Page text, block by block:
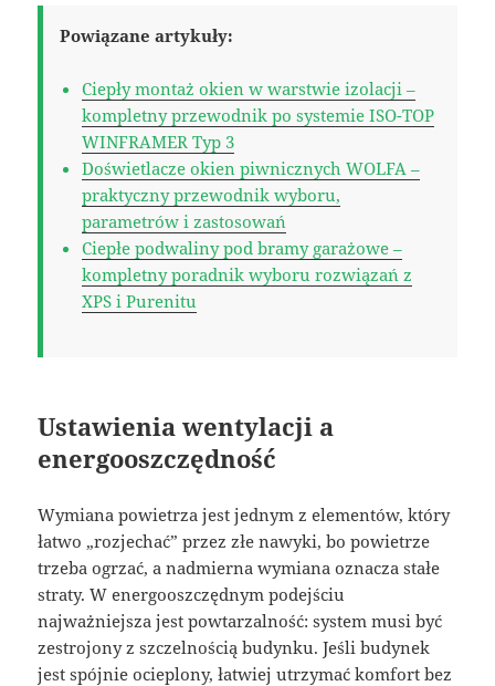
Powiązane artykuły:
Ciepły montaż okien w warstwie izolacji –
kompletny przewodnik po systemie ISO-TOP
WINFRAMER Typ 3
Doświetlacze okien piwnicznych WOLFA –
praktyczny przewodnik wyboru,
parametrów i zastosowań
Ciepłe podwaliny pod bramy garażowe –
kompletny poradnik wyboru rozwiązań z
XPS i Purenitu
Ustawienia wentylacji a
energooszczędność
Wymiana powietrza jest jednym z elementów, który
łatwo „rozjechać” przez złe nawyki, bo powietrze
trzeba ogrzać, a nadmierna wymiana oznacza stałe
straty. W energooszczędnym podejściu
najważniejsza jest powtarzalność: system musi być
zestrojony z szczelnością budynku. Jeśli budynek
jest spójnie ocieplony, łatwiej utrzymać komfort bez